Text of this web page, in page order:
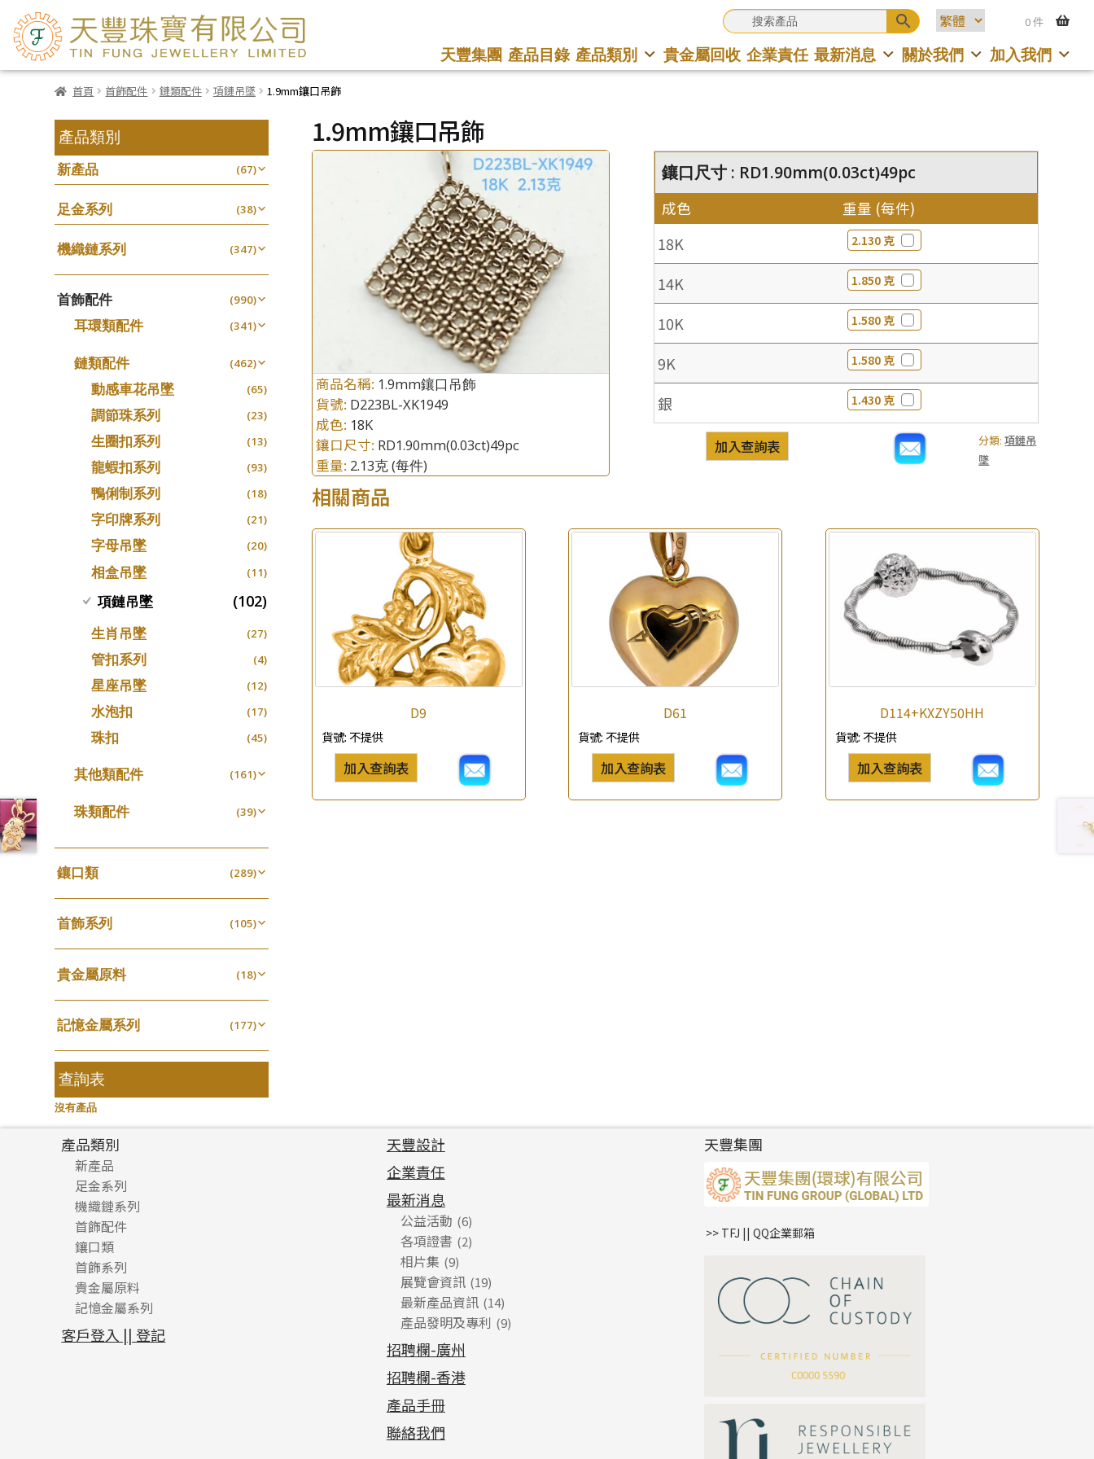
0 件
天豐集團 產品目錄 產品類別 貴金屬回收 企業責任 最新消息 關於我們 加入我們
首頁 首飾配件 鏈類配件 項鏈吊墜 1.9mm鑲口吊飾
1.9mm鑲口吊飾
產品查詢 ×
*你的名字
公司名稱
*e-mail
商品名稱: 1.9mm鑲口吊飾
貨號: D223BL-XK1949
成色: 18K
鑲口尺寸: RD1.90mm(0.03ct)49pc
重量: 2.13克(每件)
鑲口尺寸 : RD1.90mm(0.03ct)49pc
成色 重量 (每件)
18K 2.130 克
14K 1.850 克
10K 1.580 克
9K 1.580 克
銀 1.430 克
分類:項鏈吊
墜
加入查詢表
相關商品
D9
貨號:不提供
加入查詢表
D61
貨號: 不提供
加入查詢表
D114+KXZY50HH
貨號:不提供
加入查詢表
產品類別
新產品 (67)
足金系列 (38)
機織鏈系列 (347)
珠仔鏈 (25)
镶口链 (61)
管狀網鏈 (11)
十字鏈系列
十字車花鏈系列
十字閃O鏈系列
十字錘打鏈系列
側身車花鏈系列
側身鏈系列
肖邦鏈系列
雙十字鏈系列
水波鏈系列
鏈尾系列
盒子鏈系列 (6)
嘴唇鏈系列 (3)
竹節鏈系列 (5)
S車花鏈系列 (1)
珍珠鏈系列 (3)
坦克鏈系列 (9)
刀片鏈系列
方假繩鏈系列 (1)
心心鏈系列 (6)
首飾配件 (990)
耳環類配件 (341)
卷迫系列
螺絲迫系列
梅花迫系列
平臺迫系列
綫拍系列
美拍系列
耳針系列
耳環扣系列
耳綫/耳鈎系列
耳環 (71)
鏈類配件 (462)
動感車花吊墜 (65)
調節珠系列 (23)
生圈扣系列 (13)
龍蝦扣系列 (93)
鴨俐制系列 (18)
字印牌系列 (21)
字母吊墜 (20)
相盒吊墜 (11)
項鏈吊墜 (102)
生肖吊墜 (27)
管扣系列 (4)
星座吊墜 (12)
水泡扣 (17)
珠扣 (45)
其他類配件 (161)
珠盤系列
焊片及鐳射綫 (2)
空心車花管 (19)
其他
珠類配件 (39)
空心光身珠
空心批花珠
鑲口類 (289)
四爪頭系列 (20)
六爪頭系列 (41)
車花片 (35)
動感車花片 (20)
鑲口戒指 (16)
鑲口手鏈系列 (146)
首飾系列 (105)
手镯系列 (8)
戒指系列 (8)
空心耳環 (27)
空心车花管首饰链 (15)
空心手鐲系列 (8)
牛仔鏈
貴金屬原料 (18)
千足金 (18)
記憶金屬系列 (177)
記憶戒指 (30)
拉簧珠珠手鏈
記憶鈦手鐲
查詢表
沒有產品
*你的名字
公司名稱
產品類別
新產品
足金系列
足金配件
機織鏈系列
珠仔鏈
镶口链
管狀網鏈
十字車花鏈系列
十字閃O鏈系列
十字錘打鏈系列
側身車花鏈系列
首飾配件
耳環類配件
卷迫系列
螺絲迫系列
梅花迫系列
平臺迫系列
綫拍系列
鏈類配件
動感車花吊墜
調節珠系列
生圈扣系列
龍蝦扣系列
其他類配件
珠盤系列
袖口鈕系列
焊片及鐳射綫
珠類配件
無孔光身珠
空心光身珠
鑲口類
四爪頭系列
六爪頭系列
車花片
動感車花片
鑲口戒指
首飾系列
手镯系列
戒指系列
空心耳環
空心车花管首饰链
貴金屬原料
千足金
記憶金屬系列
記憶戒指
拉簧珠珠手鏈
客戶登入 || 登記
天豐設計
企業責任
最新消息
公益活動 (6)
各項證書 (2)
相片集 (9)
展覽會資訊 (19)
最新產品資訊 (14)
產品發明及專利 (9)
招聘欄-廣州
招聘欄-香港
產品手冊
聯絡我們
天豐集團
>> TFJ || QQ企業郵箱